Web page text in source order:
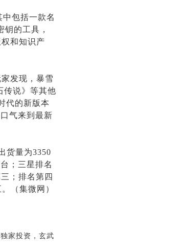
包括一款名
的工具，
和知识产
发现，暴雪
传说》等其他
代的新版本
气来到最新
货量为3350
；三星排名
；排名第四
（集微网）
家投资，玄武